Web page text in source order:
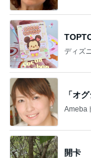
ディズ
「オ
Ameba
開卡